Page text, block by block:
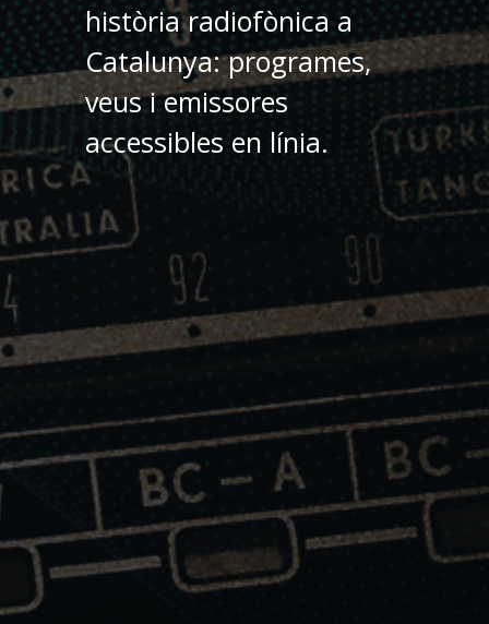
història radiofònica a
Catalunya: programes,
veus i emissores
accessibles en línia.